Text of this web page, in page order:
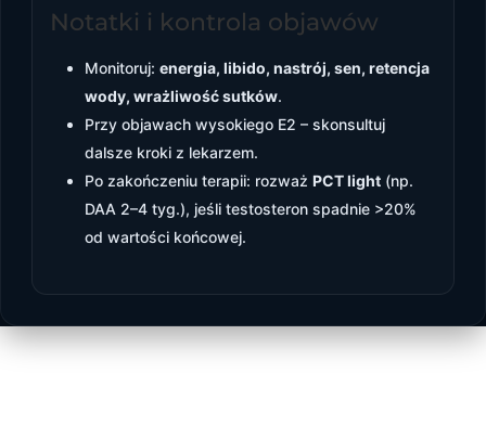
Notatki i kontrola objawów
Monitoruj: energia, libido, nastrój, sen, retencja
wody, wrażliwość sutków.
Przy objawach wysokiego E2 – skonsultuj
dalsze kroki z lekarzem.
Po zakończeniu terapii: rozważ PCT light (np.
DAA 2–4 tyg.), jeśli testosteron spadnie >20%
od wartości końcowej.